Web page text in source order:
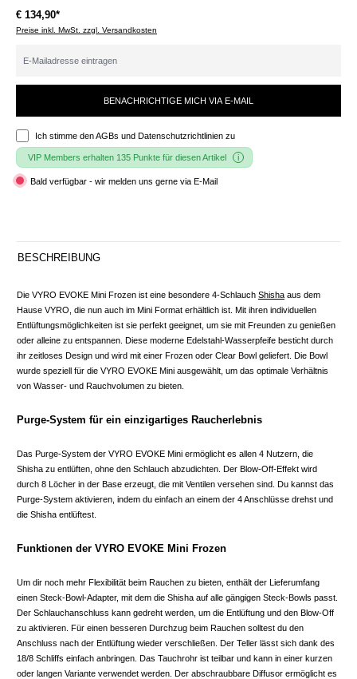
€ 134,90*
Preise inkl. MwSt. zzgl. Versandkosten
BENACHRICHTIGE MICH VIA E-MAIL
Ich stimme denAGBs und Datenschutzrichtlinien zu
VIP Members erhalten 135 Punkte für diesen Artikel
Bald verfügbar - wir melden uns gerne via E-Mail
BESCHREIBUNG
Die VYRO EVOKE Mini Frozen ist eine besondere 4-Schlauch Shisha aus dem
Hause VYRO, die nun auch im Mini Format erhältlich ist. Mit ihren individuellen
Entlüftungsmöglichkeiten ist sie perfekt geeignet, um sie mit Freunden zu genießen
oder alleine zu entspannen. Diese moderne Edelstahl-Wasserpfeife besticht durch
ihr zeitloses Design und wird mit einer Frozen oder Clear Bowl geliefert. Die Bowl
wurde speziell für die VYRO EVOKE Mini ausgewählt, um das optimale Verhältnis
von Wasser- und Rauchvolumen zu bieten.
Purge-System für ein einzigartiges Raucherlebnis
Das Purge-System der VYRO EVOKE Mini ermöglicht es allen 4 Nutzern, die
Shisha zu entlüften, ohne den Schlauch abzudichten. Der Blow-Off-Effekt wird
durch 8 Löcher in der Base erzeugt, die mit Ventilen versehen sind. Du kannst das
Purge-System aktivieren, indem du einfach an einem der 4 Anschlüsse drehst und
die Shisha entlüftest.
Funktionen der VYRO EVOKE Mini Frozen
Um dir noch mehr Flexibilität beim Rauchen zu bieten, enthält der Lieferumfang
einen Steck-Bowl-Adapter, mit dem die Shisha auf alle gängigen Steck-Bowls passt.
Der Schlauchanschluss kann gedreht werden, um die Entlüftung und den Blow-Off
zu aktivieren. Für einen besseren Durchzug beim Rauchen solltest du den
Anschluss nach der Entlüftung wieder verschließen. Der Teller lässt sich dank des
18/8 Schliffs einfach anbringen. Das Tauchrohr ist teilbar und kann in einer kurzen
oder langen Variante verwendet werden. Der abschraubbare Diffusor ermöglicht es